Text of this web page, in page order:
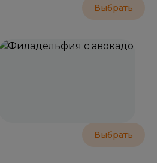
Выбрать
Выбрать